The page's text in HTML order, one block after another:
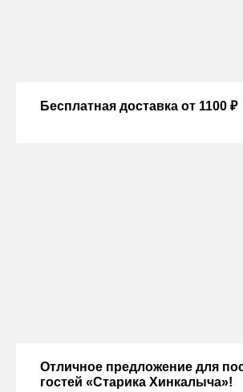
Бесплатная доставка от 1100 ₽
Отличное предложение для
гостей «Старика Хинкалыча»!